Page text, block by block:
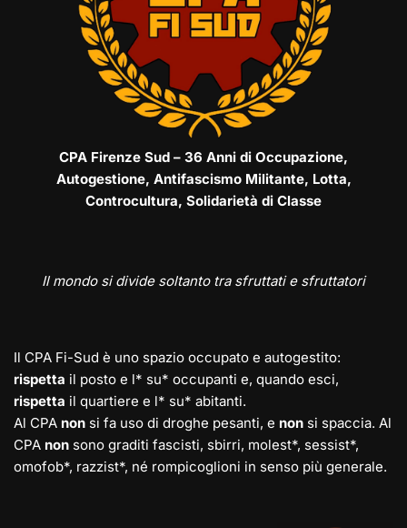
CPA Firenze Sud – 36 Anni di Occupazione,
Autogestione, Antifascismo Militante, Lotta,
Controcultura, Solidarietà di Classe
Il mondo si divide soltanto tra sfruttati e sfruttatori
Il CPA Fi-Sud è uno spazio occupato e autogestito:
rispetta il posto e l* su* occupanti e, quando esci,
rispetta il quartiere e l* su* abitanti.
Al CPA non si fa uso di droghe pesanti, e non si spaccia. Al
CPA non sono graditi fascisti, sbirri, molest*, sessist*,
omofob*, razzist*, né rompicoglioni in senso più generale.